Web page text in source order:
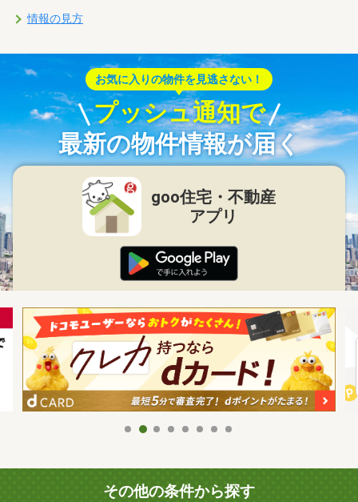
情報の見方
お気に入りの物件を見逃さない！
プッシュ通知で
最新の物件情報が届く
goo住宅・不動産
アプリ
その他の条件から探す